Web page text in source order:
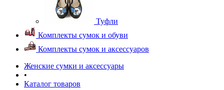
Туфли
Комплекты сумок и обуви
Комплекты сумок и аксессуаров
Женские сумки и аксессуары
•
Каталог товаров